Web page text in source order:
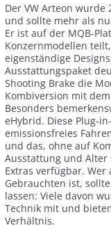
Der VW Arteon wurde
und sollte mehr als
Er ist auf der MQB-
Konzernmodellen
eigenständige
Ausstattungspaket
Shooting Brake die
Kombiversion mit
Besonders
eHybrid. Diese Plug-
emissionsfreies
und das, ohne auf
Ausstattung und
Extras verfügbar.
Gebrauchten ist,
lassen: Viele davon
Technik mit und
Verhältnis.